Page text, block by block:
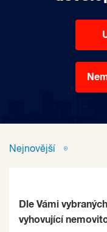
Nejnovější
Dle Vámi
vyhovující